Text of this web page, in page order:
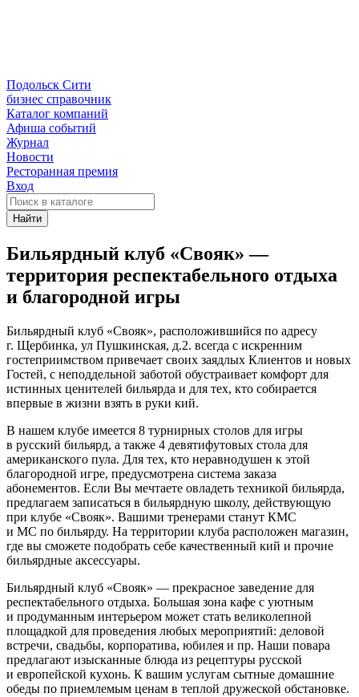
Подольск Сити
бизнес справочник
Каталог компаний
Афиша событий
Журнал
Новости
Ресторанная премия
Вход
Найти
Бильярдный клуб «Свояк» —
территория респектабельного отдыха
и благородной игры
Бильярдный клуб «Свояк», расположившийся по адресу
г. Щербинка, ул Пушкинская, д.2. всегда с искренним
гостеприимством привечает своих заядлых Клиентов и новых
Гостей, с неподдельной заботой обустраивает комфорт для
истинных ценителей бильярда и для тех, кто собирается
впервые в жизни взять в руки кий.
В нашем клубе имеется 8 турнирных столов для игры
в русский бильярд, а также 4 девятифутовых стола для
американского пула. Для тех, кто неравнодушен к этой
благородной игре, предусмотрена система заказа
абонементов. Если Вы мечтаете овладеть техникой бильярда,
предлагаем записаться в бильярдную школу, действующую
при клубе «Свояк». Вашими тренерами станут КМС
и МС по бильярду. На территории клуба расположен магазин,
где вы сможете подобрать себе качественный кий и прочие
бильярдные аксессуары.
Бильярдный клуб «Свояк» — прекрасное заведение для
респектабельного отдыха. Большая зона кафе с уютным
и продуманным интерьером может стать великолепной
площадкой для проведения любых мероприятий: деловой
встречи, свадьбы, корпоратива, юбилея и пр. Наши повара
предлагают изысканные блюда из рецептуры русской
и европейской кухонь. К вашим услугам сытные домашние
обеды по приемлемым ценам в теплой дружеской обстановке.